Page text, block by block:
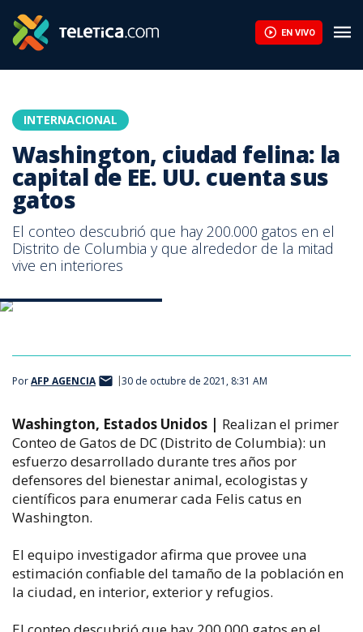
EN VIVO
INTERNACIONAL
Washington, ciudad felina: la
capital de EE. UU. cuenta sus
gatos
El conteo descubrió que hay 200.000 gatos en el
Distrito de Columbia y que alrededor de la mitad
vive en interiores
PorAFP AGENCIA 30 de octubre de 2021, 8:31 AM
Washington, Estados Unidos | Realizan el primer
Conteo de Gatos de DC (Distrito de Columbia): un
esfuerzo desarrollado durante tres años por
defensores del bienestar animal, ecologistas y
científicos para enumerar cada Felis catus en
Washington.
El equipo investigador afirma que provee una
estimación confiable del tamaño de la población en
la ciudad, en interior, exterior y refugios.